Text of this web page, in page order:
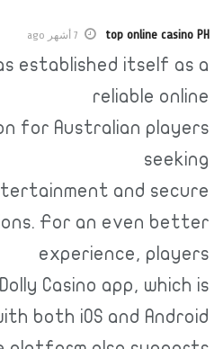
top online 7 أشهر ago
has established itself
reliable
for Australian
entertainment and
For an even
experience,
the Dolly Casino app,
with both iOS and